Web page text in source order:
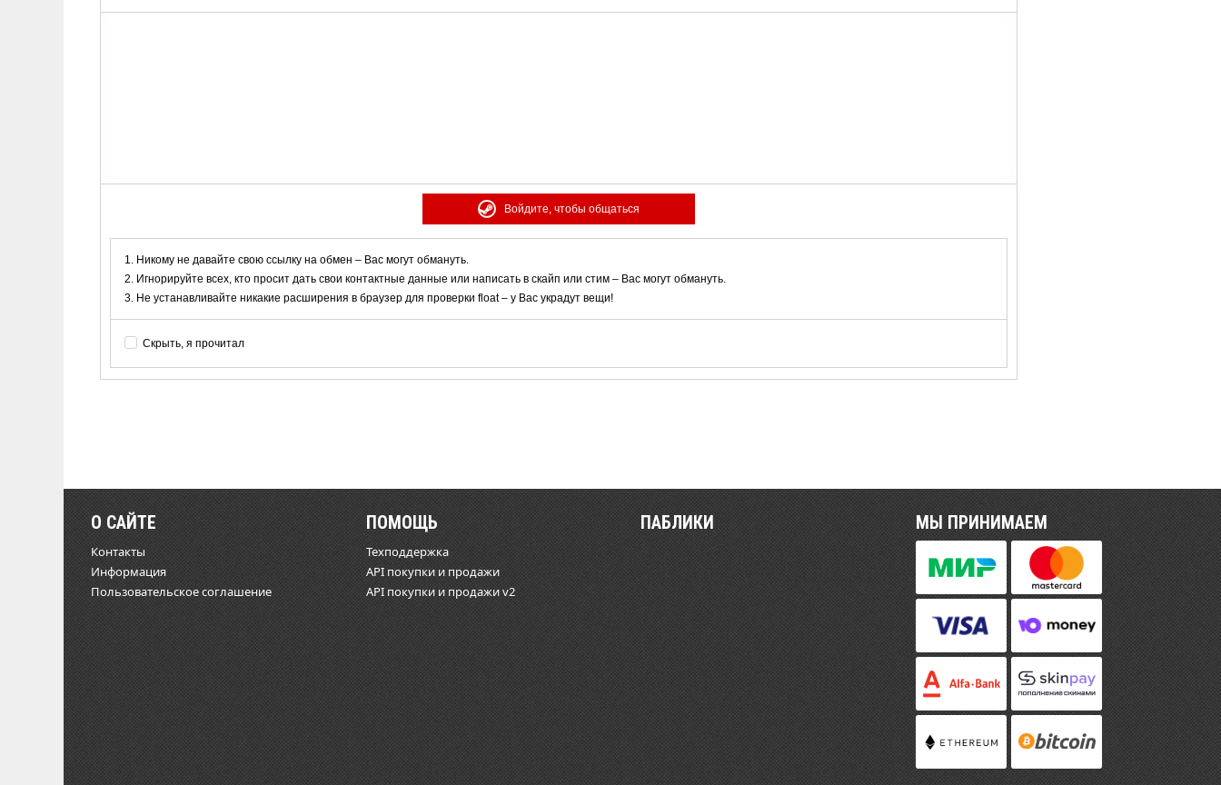
Войдите, чтобы общаться
Никому не давайте свою ссылку на обмен – Вас могут обмануть.
Игнорируйте всех, кто просит дать свои контактные данные или написать в скайп или стим – Вас могут обмануть.
Не устанавливайте никакие расширения в браузер для проверки float – у Вас украдут вещи!
Скрыть, я прочитал
О САЙТЕ
Контакты
Информация
Пользовательское соглашение
ПОМОЩЬ
Техподдержка
API покупки и продажи
API покупки и продажи v2
ПАБЛИКИ МЫ ПРИНИМАЕМ